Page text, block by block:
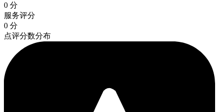
0 分
服务评分
0 分
点评分数分布